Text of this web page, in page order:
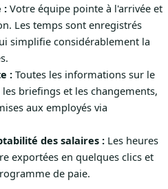
:Votre équipe pointe à l'arrivée et
Les temps sont enregistrés
simplifie considérablement la
: Toutes les informations sur le
briefings et les changements,
aux employés via
des salaires : Les heures
exportées en quelques clics et
de paie.